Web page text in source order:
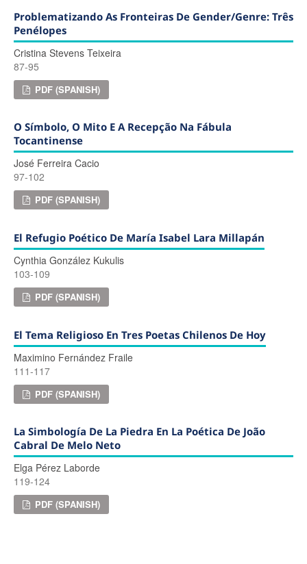
Problematizando As Fronteiras De Gender/genre: Três
Penélopes
Cristina Stevens Teixeira
87-95
PDF (SPANISH)
O Símbolo, O Mito E A Recepção Na Fábula
Tocantinense
José Ferreira Cacio
97-102
PDF (SPANISH)
El Refugio Poético De María Isabel Lara Millapán
Cynthia González Kukulis
103-109
PDF (SPANISH)
El Tema Religioso En Tres Poetas Chilenos De Hoy
Maximino Fernández Fraile
111-117
PDF (SPANISH)
La Simbología De La Piedra En La Poética De João
Cabral De Melo Neto
Elga Pérez Laborde
119-124
PDF (SPANISH)